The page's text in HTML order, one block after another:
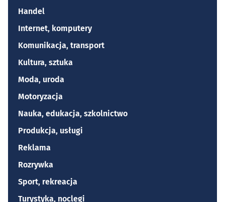
Handel
Internet, komputery
Komunikacja, transport
Kultura, sztuka
Moda, uroda
Motoryzacja
Nauka, edukacja, szkolnictwo
Produkcja, usługi
Reklama
Rozrywka
Sport, rekreacja
Turystyka, noclegi